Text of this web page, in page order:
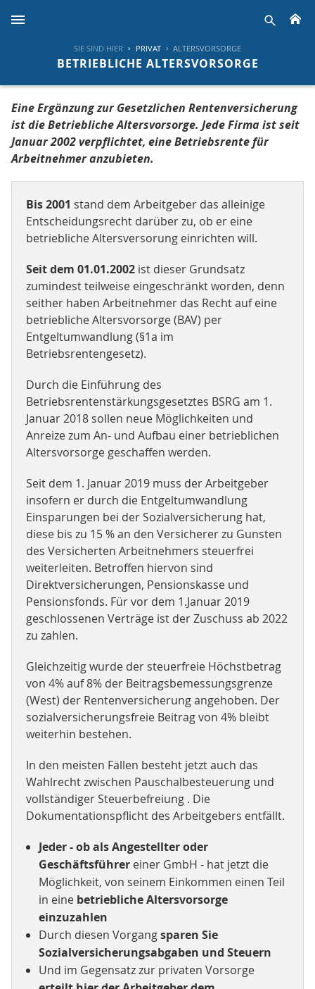
SIE SIND HIER PRIVAT ALTERSVORSORGE
BETRIEBLICHE ALTERSVORSORGE
Eine Ergänzung zur Gesetzlichen Rentenversicherung
ist die Betriebliche Altersvorsorge. Jede Firma ist seit
Januar 2002 verpflichtet, eine Betriebsrente für
Arbeitnehmer anzubieten.
Bis 2001 stand dem Arbeitgeber das alleinige
Entscheidungsrecht darüber zu, ob er eine
betriebliche Altersversorung einrichten will.
Seit dem 01.01.2002 ist dieser Grundsatz
zumindest teilweise eingeschränkt worden, denn
seither haben Arbeitnehmer das Recht auf eine
betriebliche Altersvorsorge (BAV) per
Entgeltumwandlung (§1a im
Betriebsrentengesetz).
Durch die Einführung des
Betriebsrentenstärkungsgesetztes BSRG am 1.
Januar 2018 sollen neue Möglichkeiten und
Anreize zum An- und Aufbau einer betrieblichen
Altersvorsorge geschaffen werden.
Seit dem 1. Januar 2019 muss der Arbeitgeber
insofern er durch die Entgeltumwandlung
Einsparungen bei der Sozialversicherung hat,
diese bis zu 15 % an den Versicherer zu Gunsten
des Versicherten Arbeitnehmers steuerfrei
weiterleiten. Betroffen hiervon sind
Direktversicherungen, Pensionskasse und
Pensionsfonds. Für vor dem 1.Januar 2019
geschlossenen Verträge ist der Zuschuss ab 2022
zu zahlen.
Gleichzeitig wurde der steuerfreie Höchstbetrag
von 4% auf 8% der Beitragsbemessungsgrenze
(West) der Rentenversicherung angehoben. Der
sozialversicherungsfreie Beitrag von 4% bleibt
weiterhin bestehen.
In den meisten Fällen besteht jetzt auch das
Wahlrecht zwischen Pauschalbesteuerung und
vollständiger Steuerbefreiung . Die
Dokumentationspflicht des Arbeitgebers entfällt.
Jeder - ob als Angestellter oder
Geschäftsführereiner GmbH - hat jetzt die
Möglichkeit, von seinem Einkommen einen Teil
in eine betriebliche Altersvorsorge
einzuzahlen
Durch diesen Vorgangsparen Sie
Sozialversicherungsabgaben und Steuern
Und im Gegensatz zur privaten Vorsorge